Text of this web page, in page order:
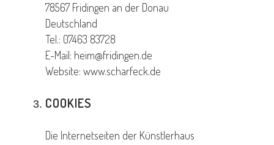
78567 Fridingen an der Donau
Deutschland
Tel.: 07463 83728
E-Mail: heim@fridingen.de
Website: www.scharfeck.de
COOKIES
Die Internetseiten der Künstlerhaus